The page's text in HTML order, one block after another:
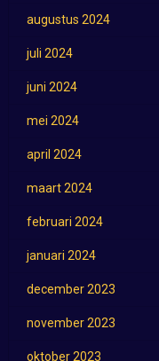
augustus 2024
juli 2024
juni 2024
mei 2024
april 2024
maart 2024
februari 2024
januari 2024
december 2023
november 2023
oktober 2023